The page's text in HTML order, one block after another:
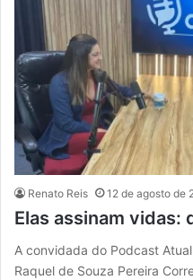
Renato Reis 12 de agosto de
Elas assinam vidas:
A convidada do Podcast
Raquel de Souza Pereira